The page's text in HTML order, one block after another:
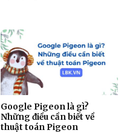
Google Pigeon là gì?
Những điều cần biết về
thuật toán Pigeon